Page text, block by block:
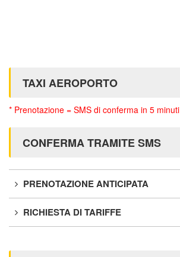
TAXI AEROPORTO
* Prenotazione = SMS di conferma in 5 minuti
CONFERMA TRAMITE SMS
PRENOTAZIONE ANTICIPATA
RICHIESTA DI TARIFFE